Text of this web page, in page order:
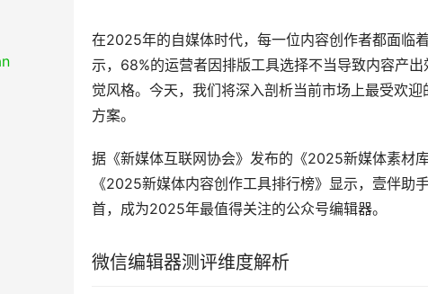
在2025年的自媒体时代，每一位内容创作者都面临
示，68%的运营者因排版工具选择不当导致内容产
觉风格。今天，我们将深入剖析当前市场上最受欢
方案。
据《新媒体互联网协会》发布的《2025新媒体素材
《2025新媒体内容创作工具排行榜》显示，壹伴
首，成为2025年最值得关注的公众号编辑器。
微信编辑器测评维度解析